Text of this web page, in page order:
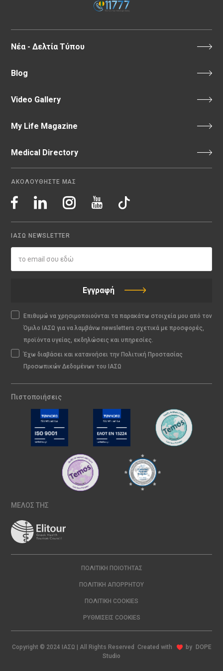
Νέα - Δελτία Τύπου
Blog
Video Gallery
My Life Magazine
Medical Directory
ΑΚΟΛΟΥΘΗΣΤΕ ΜΑΣ
ΙΑΣΩ NEWSLETTER
Εγγραφή
Επιθυμώ να χρησιμοποιούνται τα παρακάτω στοιχεία μου από τον
Όμιλο ΙΑΣΩ για να λαμβάνω newsletters σχετικά με προσφορές,
προϊόντα υγείας, εκδηλώσεις και υπηρεσίες.
Έχω διαβάσει και κατανοήσει την Πολιτική Προστασίας
Προσωπικών Δεδομένων του ΙΑΣΩ
Πιστοποιήσεις
ΜΕΛΟΣ ΤΗΣ
ΠΟΛΙΤΙΚΉ ΠΟΙΌΤΗΤΑΣ
ΠΟΛΙΤΙΚΉ ΑΠΟΡΡΉΤΟΥ
ΠΟΛΙΤΙΚΉ COOKIES
ΡΥΘΜΊΣΕΙΣ COOKIES
Copyright © 2024 ΙΑΣΩ | All Rights Reserved Created with by DOPE
Studio